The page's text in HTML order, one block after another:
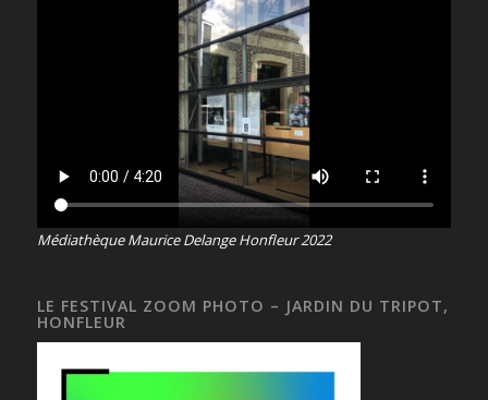
Médiathèque Maurice Delange Honfleur 2022
LE FESTIVAL ZOOM PHOTO – JARDIN DU TRIPOT,
HONFLEUR